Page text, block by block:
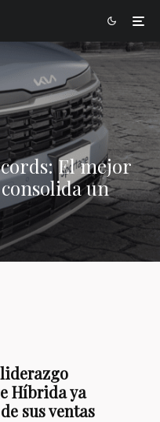
El mejor
un
Híbrida ya
sus ventas